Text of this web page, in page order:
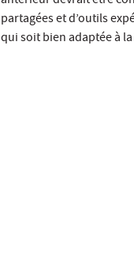
partagées et d’outils
qui soit bien adaptée à